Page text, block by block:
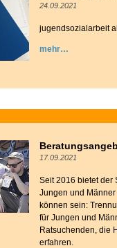
24.09.2021
jugendsozialarbeit
mehr
17.09.2021
Seit 2016 bietet der
Jungen und
können sein:
für Jungen und
Ratsuchenden, die
erfahren.